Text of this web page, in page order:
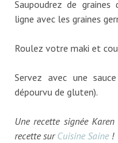
Saupoudrez de
ligne avec les graines
Roulez votre maki et
Servez avec une
dépourvu de gluten).
Une recette signée Karen
recette sur Cuisine Saine !